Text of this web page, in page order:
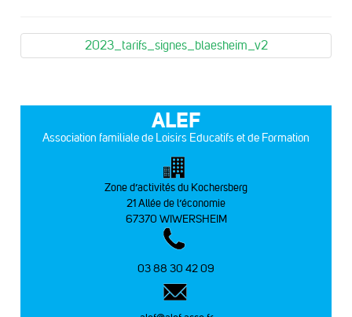
2023_tarifs_signes_blaesheim_v2
ALEF
Association familiale de Loisirs Educatifs et de Formation
Zone d’activités du Kochersberg
21 Allée de l’économie
67370 WIWERSHEIM
03 88 30 42 09